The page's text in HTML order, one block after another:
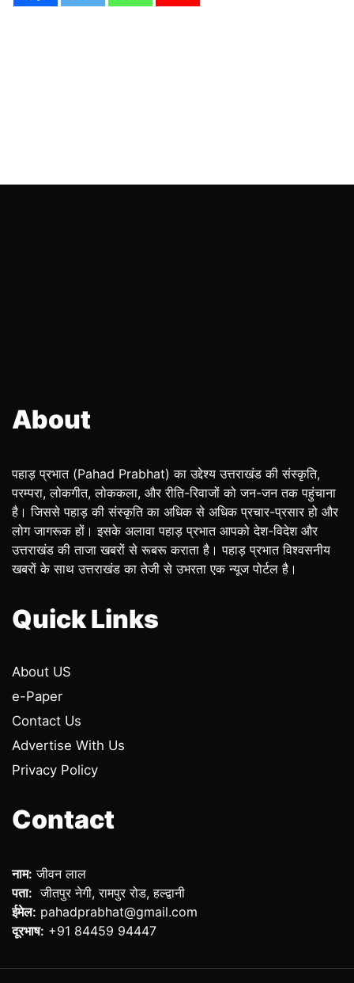
About
पहाड़ प्रभात (Pahad Prabhat) का उद्देश्य उत्तराखंड की संस्कृति,
परम्परा, लोकगीत, लोककला, और रीति-रिवाजों को जन-जन तक पहुंचाना
है। जिससे पहाड़ की संस्कृति का अधिक से अधिक प्रचार-प्रसार हो और
लोग जागरूक हों। इसके अलावा पहाड़ प्रभात आपको देश-विदेश और
उत्तराखंड की ताजा खबरों से रूबरू कराता है। पहाड़ प्रभात विश्वसनीय
खबरों के साथ उत्तराखंड का तेजी से उभरता एक न्यूज पोर्टल है।
Quick Links
About US
e-Paper
Contact Us
Advertise With Us
Privacy Policy
Contact
नाम: जीवन लाल
पता: जीतपुर नेगी, रामपुर रोड, हल्द्वानी
ईमेल: pahadprabhat@gmail.com
दूरभाष: +91 84459 94447